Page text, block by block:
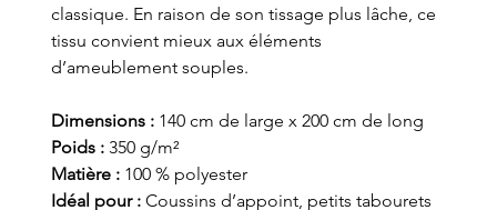
classique. En raison de son tissage plus lâche, ce
tissu convient mieux aux éléments
d’ameublement souples.
Dimensions :140 cm de large x 200 cm de long
Poids :350 g/m²
Matière :100 % polyester
Idéal pour :Coussins d’appoint, petits tabourets